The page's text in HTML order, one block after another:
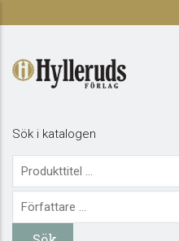
main
content
Sök i katalogen